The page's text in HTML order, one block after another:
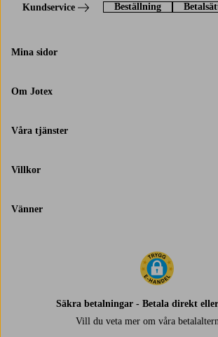
Kundservice Beställning
Mina sidor
Om Jotex
Våra tjänster
Villkor
Vänner
Säkra betalningar - Betala direkt
Vill du veta mer om våra